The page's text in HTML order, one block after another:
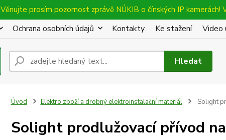
Věnujte prosím pozornost zprávě NÚKIB o čínských IP kamerách!
Ochrana osobních údajů Kontakty Ke stažení Video
Hledat
Úvod Elektro zboží a drobný elektroinstalační materiál Solight
Solight prodlužovací přívod